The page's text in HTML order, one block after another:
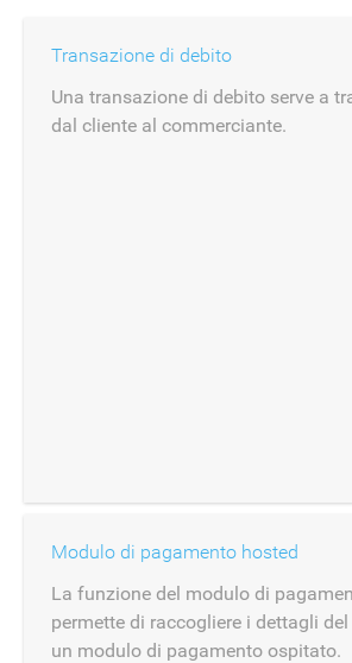
Transazione di debito
Una transazione di debito serve a
dal cliente al commerciante.
Modulo di pagamento hosted
La funzione del modulo di
permette di raccogliere i dettagli
un modulo di pagamento ospitato.